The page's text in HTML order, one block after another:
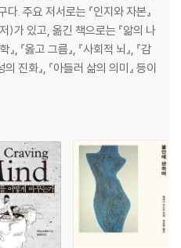
적인 팬덤 문화
하나에 2만 8,000달러?
. 주요 저서로는 『인지와 자본』
)가 있고, 옮긴 책으로는 『앎의 나
, 『옳고 그름』, 『사회적 뇌』, 『감
진화』, 『아들러 삶의 의미』 등이